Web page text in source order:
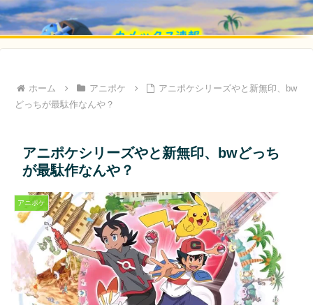
ホーム アニポケ
アニポケシリーズやと新無印、bw
どっちが最駄作なんや？
アニポケシリーズやと新無印、bwどっち
が最駄作なんや？
アニポケ